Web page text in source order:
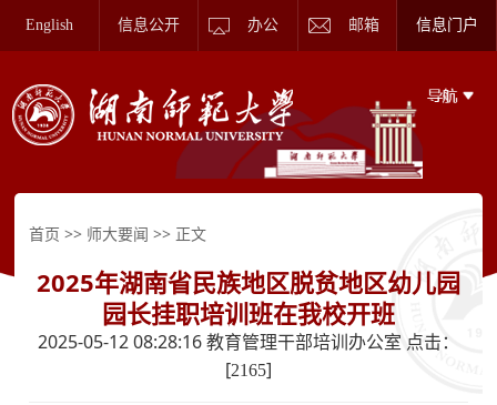
English 信息公开 办公 邮箱 信息门户
首页 >> 师大要闻 >> 正文
2025年湖南省民族地区脱贫地区幼儿园
园长挂职培训班在我校开班
2025-05-12 08:28:16 教育管理干部培训办公室 点击：
[2165]